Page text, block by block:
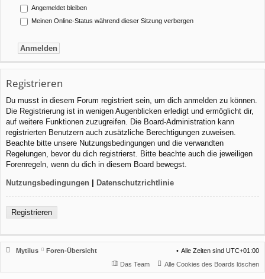
Angemeldet bleiben
Meinen Online-Status während dieser Sitzung verbergen
Registrieren
Du musst in diesem Forum registriert sein, um dich anmelden zu können.
Die Registrierung ist in wenigen Augenblicken erledigt und ermöglicht dir,
auf weitere Funktionen zuzugreifen. Die Board-Administration kann
registrierten Benutzern auch zusätzliche Berechtigungen zuweisen.
Beachte bitte unsere Nutzungsbedingungen und die verwandten
Regelungen, bevor du dich registrierst. Bitte beachte auch die jeweiligen
Forenregeln, wenn du dich in diesem Board bewegst.
Nutzungsbedingungen | Datenschutzrichtlinie
Registrieren
Mytilus Foren-Übersicht Alle Zeiten sind UTC+01:00
Alle Cookies des Boards löschen
Das Team